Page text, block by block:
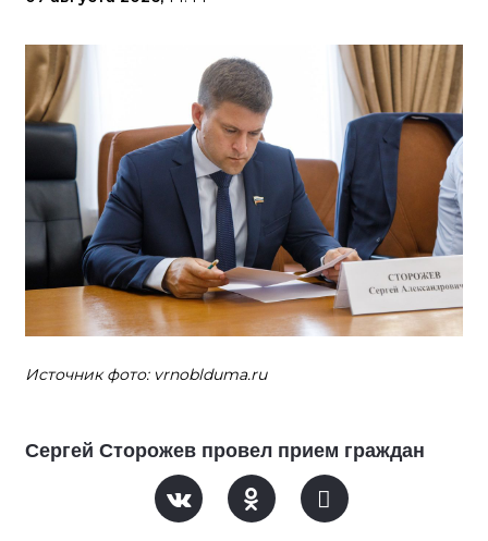
Источник фото: vrnoblduma.ru
Сергей Сторожев провел прием граждан